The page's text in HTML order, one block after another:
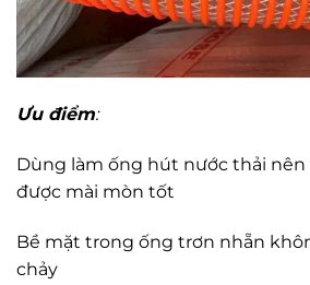
Ưu điểm:
Dùng làm ống hút nước thải nên
được mài mòn tốt
Bề mặt trong ống trơn nhẵn
chảy